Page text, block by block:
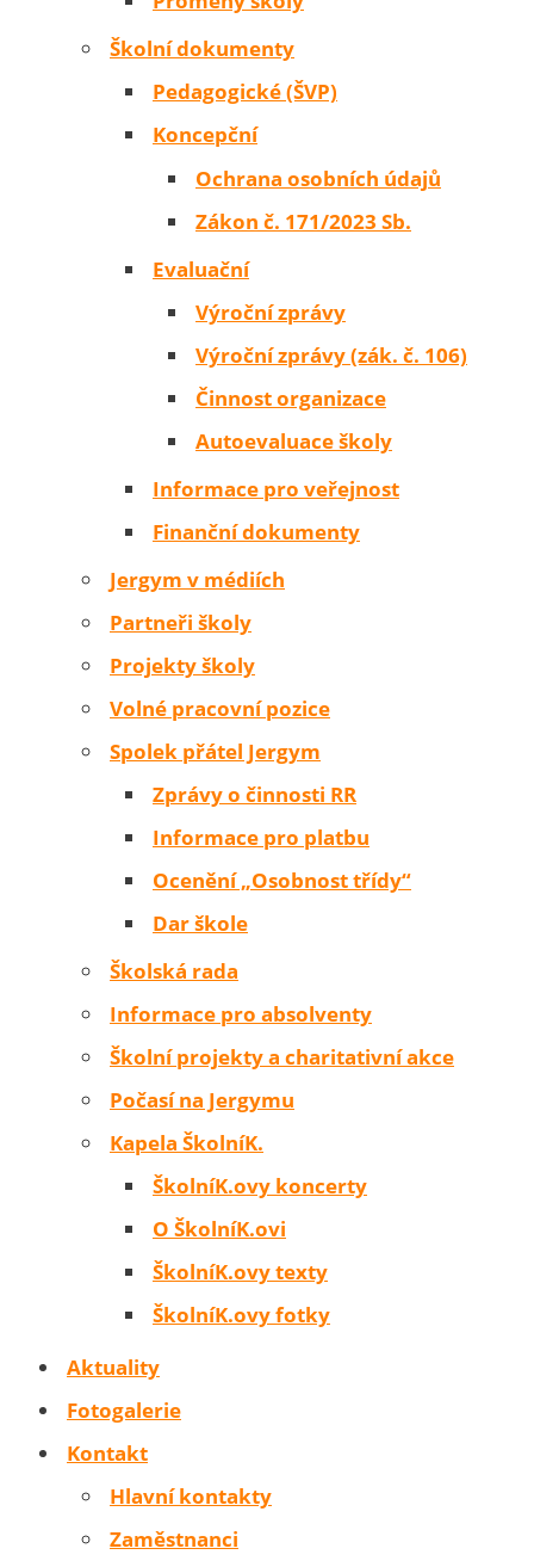
Školní dokumenty
Pedagogické (ŠVP)
Koncepční
Ochrana osobních údajů
Zákon č. 171/2023 Sb.
Evaluační
Výroční zprávy
Výroční zprávy (zák. č. 106)
Činnost organizace
Autoevaluace školy
Informace pro veřejnost
Finanční dokumenty
Jergym v médiích
Partneři školy
Projekty školy
Volné pracovní pozice
Spolek přátel Jergym
Zprávy o činnosti RR
Informace pro platbu
Ocenění „Osobnost třídy“
Dar škole
Školská rada
Informace pro absolventy
Školní projekty a charitativní akce
Počasí na Jergymu
Kapela ŠkolníK.
ŠkolníK.ovy koncerty
O ŠkolníK.ovi
ŠkolníK.ovy texty
ŠkolníK.ovy fotky
Aktuality
Fotogalerie
Kontakt
Hlavní kontakty
Zaměstnanci